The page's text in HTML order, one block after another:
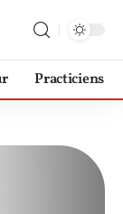
Practiciens